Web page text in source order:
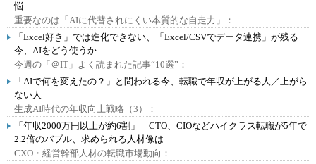
悩
重要なのは「AIに代替されにくい本質的な自走力」：
「Excel好き」では進化できない、「Excel/CSVでデータ連携」が残る
今、AIをどう使うか
今週の「＠IT」よく読まれた記事“10選”：
「AIで何を変えたの？」と問われる今、転職で年収が上がる人／上がら
ない人
生成AI時代の年収向上戦略（3）：
「年収2000万円以上が約6割」 CTO、CIOなどハイクラス転職が5年で
2.2倍のバブル、求められる人材像は
CXO・経営幹部人材の転職市場動向：